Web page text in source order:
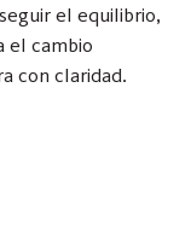
el equilibrio,
el cambio
con claridad.